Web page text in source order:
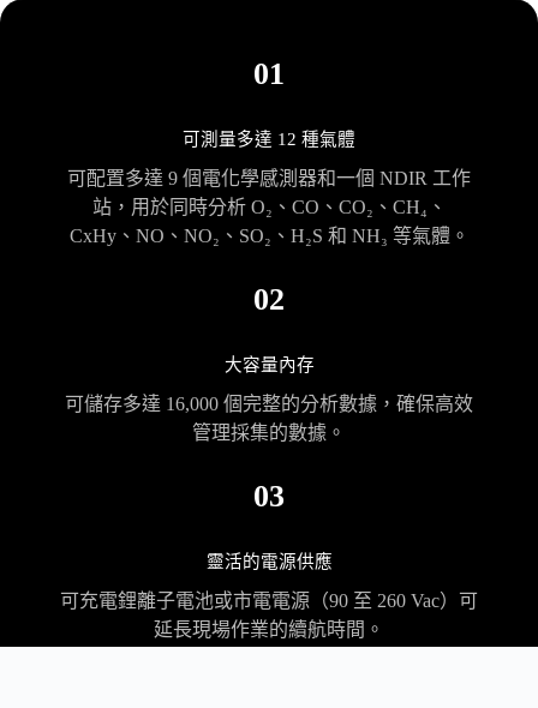
01
可測量多達 12 種氣體
可配置多達 9 個電化學感測器和一個 NDIR 工作
站，用於同時分析 O₂、CO、CO₂、CH₄、
CxHy、NO、NO₂、SO₂、H₂S 和 NH₃ 等氣體。
02
大容量內存
可儲存多達 16,000 個完整的分析數據，確保高效
管理採集的數據。
03
靈活的電源供應
可充電鋰離子電池或市電電源（90 至 260 Vac）可
延長現場作業的續航時間。